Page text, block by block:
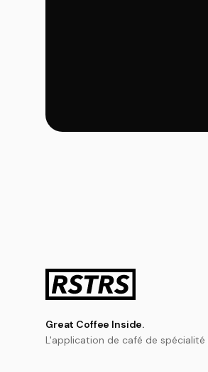
Great Coffee Inside.
L'application de café de